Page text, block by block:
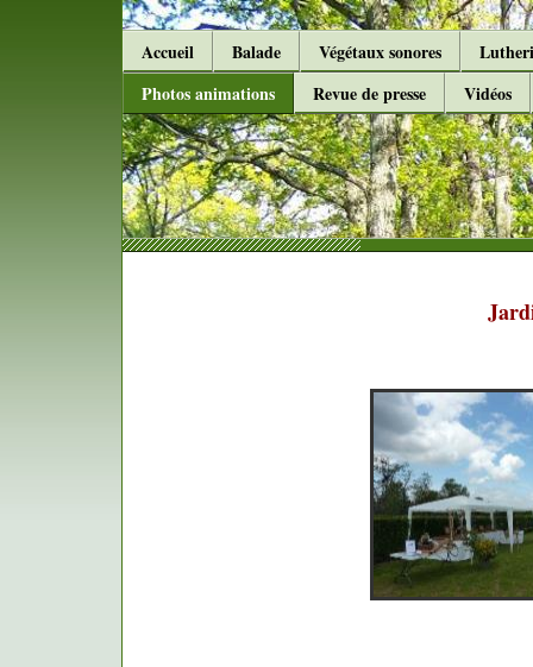
Accueil Balade Végétaux sonores
Photos animations
Revue de presse Vidéos
Jardins de